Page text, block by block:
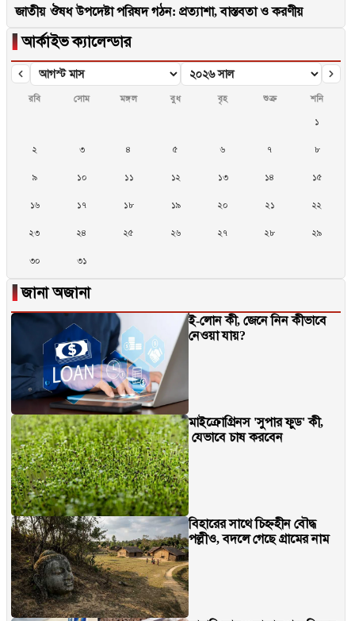
জাতীয় ঔষধ উপদেষ্টা পরিষদ গঠন: প্রত্যাশা, বাস্তবতা ও করণীয়
▐আর্কাইভ ক্যালেন্ডার
রবি সোম মঙ্গল বুধ বৃহ শুক্র
শনি
১
২ ৩ ৪ ৫ ৬ ৭ ৮
৯ ১০ ১১ ১২ ১৩ ১৪ ১৫
১৬ ১৭ ১৮ ১৯ ২০ ২১ ২২
২৩ ২৪ ২৫ ২৬ ২৭ ২৮ ২৯
৩০ ৩১
▐জানা অজানা
ই-লোন কী, জেনে নিন কীভাবে
নেওয়া যায়?
মাইক্রোগ্রিনস 'সুপার ফুড' কী,
যেভাবে চাষ করবেন
বিহারের সাথে চিহ্নহীন বৌদ্ধ
পল্লীও, বদলে গেছে গ্রামের নাম